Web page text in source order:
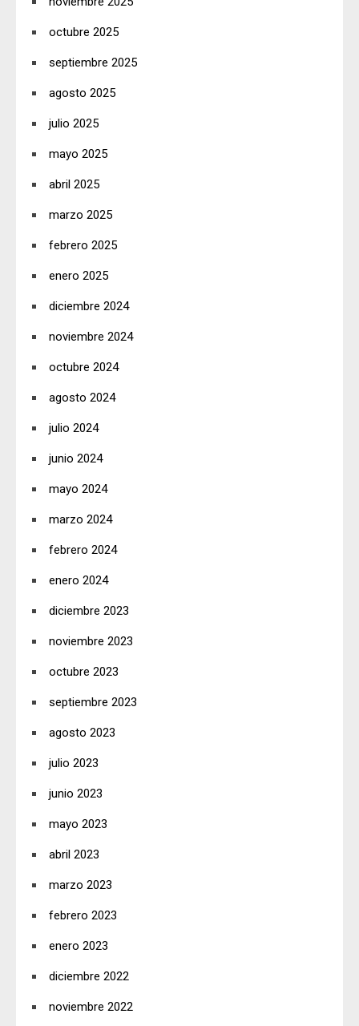
octubre 2025
septiembre 2025
agosto 2025
julio 2025
mayo 2025
abril 2025
marzo 2025
febrero 2025
enero 2025
diciembre 2024
noviembre 2024
octubre 2024
agosto 2024
julio 2024
junio 2024
mayo 2024
marzo 2024
febrero 2024
enero 2024
diciembre 2023
noviembre 2023
octubre 2023
septiembre 2023
agosto 2023
julio 2023
junio 2023
mayo 2023
abril 2023
marzo 2023
febrero 2023
enero 2023
diciembre 2022
noviembre 2022